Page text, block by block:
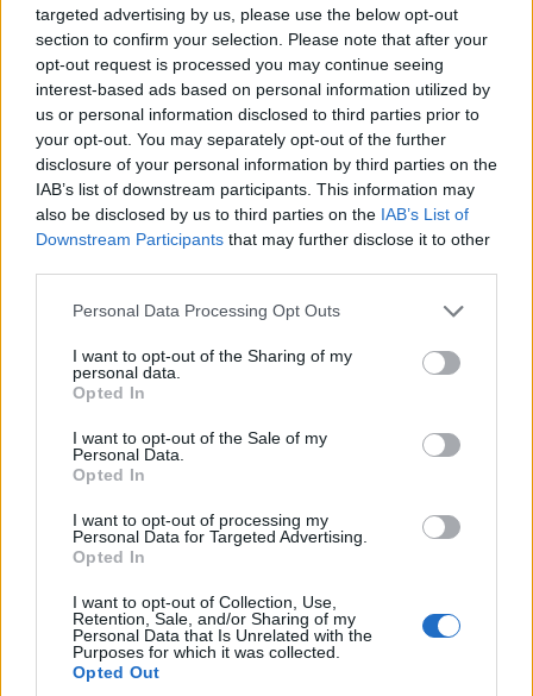
targeted advertising by us, please use the below opt-out
section to confirm your selection. Please note that after your
opt-out request is processed you may continue seeing
interest-based ads based on personal information utilized by
us or personal information disclosed to third parties prior to
your opt-out. You may separately opt-out of the further
disclosure of your personal information by third parties on the
IAB’s list of downstream participants. This information may
also be disclosed by us to third parties on the IAB’s List of
Downstream Participants that may further disclose it to other
Please note that this website/app uses one or more Google
not limited to your visit or usage behaviour. You may click to
grant or deny consent to Google and its third-party tags to
use your data for below specified purposes in below Google
consent section.
Personal Data Processing Opt Outs
I want to opt-out of the Sharing of my
personal data.
Opted In
I want to opt-out of the Sale of my
Personal Data.
Opted In
I want to opt-out of processing my
Personal Data for Targeted Advertising.
Opted In
I want to opt-out of Collection, Use,
Retention, Sale, and/or Sharing of my
Personal Data that Is Unrelated with the
Purposes for which it was collected.
Opted Out
εφαρμογή στα κινητά
19/07/2026 - 12:00μμ
ΤΕΧΝΟΛΟΓΙΑ & ΕΠΙΣΤΗΜΗ
Η ΕΕ βάζει στο στόχαστρο το Instagram και το
Facebook: «Το ατελείωτο σκρολάρισμα προκαλεί
εθισμό»